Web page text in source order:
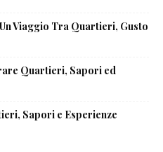
Viaggio Tra Quartieri, Gusto
Quartieri, Sapori ed
Sapori e Esperienze